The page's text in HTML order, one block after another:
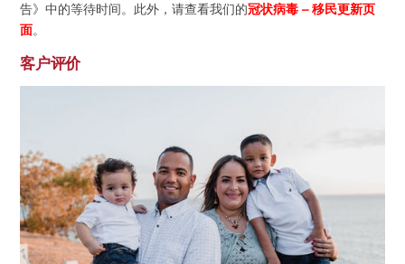
告》中的等待时间。此外，请查看我们的冠状病毒 – 移民更新页
面。
客户评价